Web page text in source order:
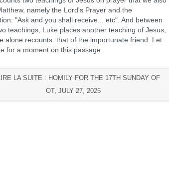
namely the Lord's Prayer and the
"Ask and you shall receive... etc". And between
teachings, Luke places another teaching of Jesus,
alone recounts: that of the importunate friend. Let
for a moment on this passage.
LA SUITE : HOMILY FOR THE 17TH SUNDAY OF
OT, JULY 27, 2025